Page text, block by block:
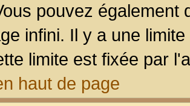
pouvez également
infini. Il y a une
limite est fixée par
haut de page